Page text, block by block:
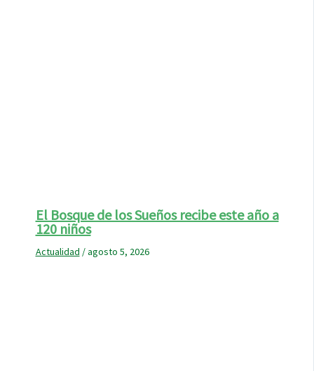
El Bosque de los Sueños recibe este año a
120 niños
Actualidad /agosto 5, 2026